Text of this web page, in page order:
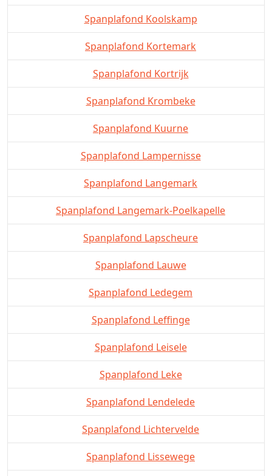
Spanplafond Koolskamp
Spanplafond Kortemark
Spanplafond Kortrijk
Spanplafond Krombeke
Spanplafond Kuurne
Spanplafond Lampernisse
Spanplafond Langemark
Spanplafond Langemark-Poelkapelle
Spanplafond Lapscheure
Spanplafond Lauwe
Spanplafond Ledegem
Spanplafond Leffinge
Spanplafond Leisele
Spanplafond Leke
Spanplafond Lendelede
Spanplafond Lichtervelde
Spanplafond Lissewege